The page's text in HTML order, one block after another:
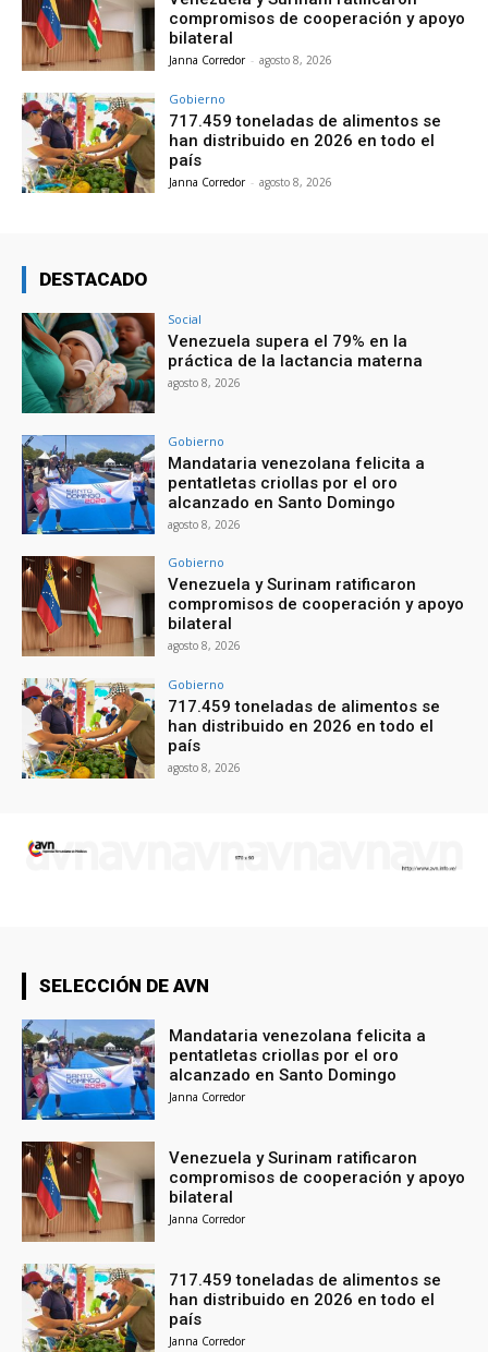
compromisos de cooperación y apoyo
bilateral
Janna Corredor - agosto 8, 2026
Gobierno
717.459 toneladas de alimentos se
han distribuido en 2026 en todo el
país
Janna Corredor - agosto 8, 2026
DESTACADO
Social
Venezuela supera el 79% en la
práctica de la lactancia materna
agosto 8, 2026
Gobierno
Mandataria venezolana felicita a
pentatletas criollas por el oro
alcanzado en Santo Domingo
agosto 8, 2026
Gobierno
Venezuela y Surinam ratificaron
compromisos de cooperación y apoyo
bilateral
agosto 8, 2026
Gobierno
717.459 toneladas de alimentos se
han distribuido en 2026 en todo el
país
agosto 8, 2026
SELECCIÓN DE AVN
Mandataria venezolana felicita a
pentatletas criollas por el oro
alcanzado en Santo Domingo
Janna Corredor
Venezuela y Surinam ratificaron
compromisos de cooperación y apoyo
bilateral
Janna Corredor
717.459 toneladas de alimentos se
han distribuido en 2026 en todo el
país
Janna Corredor